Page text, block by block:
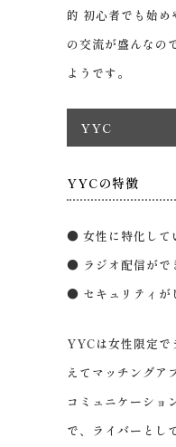
的 初心者でも始
の交流が盛んなの
ようです。
YYC
YYCの特徴
● 女性に特化して
● ラジオ配信がで
● セキュリティが
YYCは女性限定で
えてマッチングア
コミュニケーショ
で、ライバーとし